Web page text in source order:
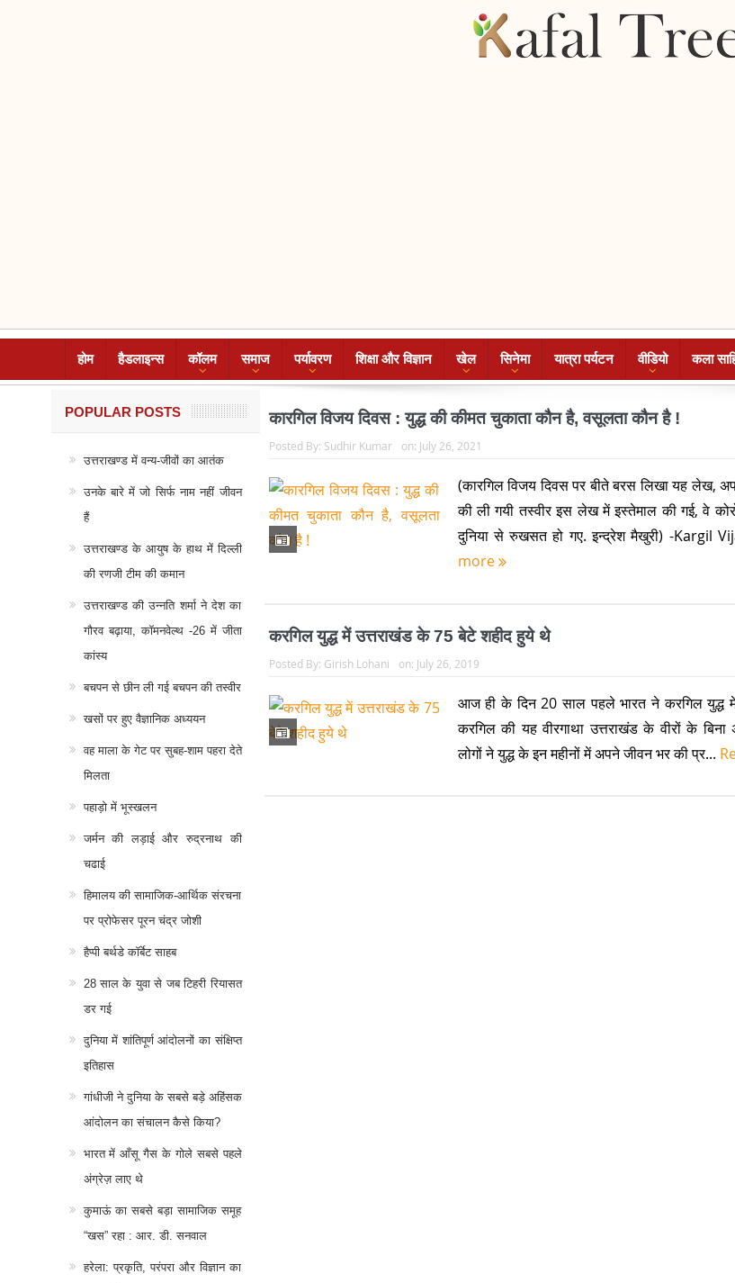
होम हैडलाइन्स कॉलम समाज पर्यावरण शिक्षा और विज्ञान खेल सिनेमा यात्रा पर्यटन वीडियो कला
कारगिल विजय दिवस : युद्ध की कीमत चुकाता कौन है, वसूलता कौन है !
Posted By: Sudhir Kumar on: July 26, 2021
(कारगिल विजय दिवस पर बीते बरस लिखा यह लेख,
की ली गयी तस्वीर इस लेख में इस्तेमाल की गई, वे
दुनिया से रुखसत हो गए. इन्द्रेश मैखुरी) -Kargil
more
करगिल युद्ध में उत्तराखंड के 75 बेटे शहीद हुये थे
Posted By: Girish Lohani on: July 26, 2019
आज ही के दिन 20 साल पहले भारत ने करगिल युद्ध में
करगिल की यह वीरगाथा उत्तराखंड के वीरों के
लोगों ने युद्ध के इन महीनों में अपने जीवन भर की प्र...
POPULAR POSTS
उत्तराखण्ड में वन्य-जीवों का आतंक
उनके बारे में जो सिर्फ नाम नहीं जीवन
हैं
उत्तराखण्ड के आयुष के हाथ में दिल्ली
की रणजी टीम की कमान
उत्तराखण्ड की उन्नति शर्मा ने देश का
गौरव बढ़ाया, कॉमनवेल्थ -26 में जीता
कांस्य
बचपन से छीन ली गई बचपन की तस्वीर
खसों पर हुए वैज्ञानिक अध्ययन
वह माला के गेट पर सुबह-शाम पहरा देते
मिलता
पहाड़ो में भूस्खलन
जर्मन की लड़ाई और रुद्रनाथ की
चढाई
हिमालय की सामाजिक-आर्थिक संरचना
पर प्रोफेसर पूरन चंद्र जोशी
हैप्पी बर्थडे कॉर्बेट साहब
28 साल के युवा से जब टिहरी रियासत
डर गई
दुनिया में शांतिपूर्ण आंदोलनों का संक्षिप्त
इतिहास
गांधीजी ने दुनिया के सबसे बड़े अहिंसक
आंदोलन का संचालन कैसे किया?
भारत में आँसू गैस के गोले सबसे पहले
अंग्रेज़ लाए थे
कुमाऊं का सबसे बड़ा सामाजिक समूह
“खस” रहा : आर. डी. सनवाल
हरेला: प्रकृति, परंपरा और विज्ञान का